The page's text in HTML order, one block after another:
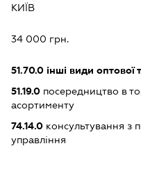
КИЇВ
34 000 грн.
51.70.0інші види оптової
51.19.0посередництво в
асортименту
74.14.0консультування з
управління